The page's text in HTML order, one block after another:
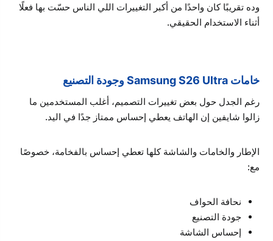
وده تقريبًا كان واحدًا من أكبر التغييرات اللي الناس حسّت بها فعلًا
أثناء الاستخدام الحقيقي.
خامات Samsung S26 Ultra وجودة التصنيع
رغم الجدل حول بعض تغييرات التصميم، أغلب المستخدمين ما
زالوا شايفين إن الهاتف يعطي إحساس ممتاز جدًا في اليد.
الإطار والخامات والشاشة كلها تعطي إحساس بالفخامة، خصوصًا
مع:
نحافة الحواف
جودة التصنيع
إحساس الشاشة